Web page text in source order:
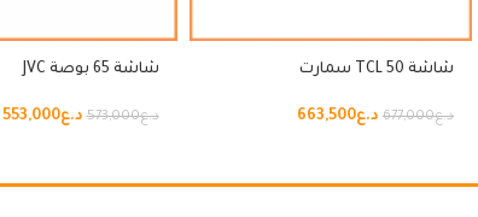
شاشة 50 TCL سمارت
د.ع677,000 د.ع663,500
شاشة 65 بوصة JVC
د.ع573,000 د.ع553,000